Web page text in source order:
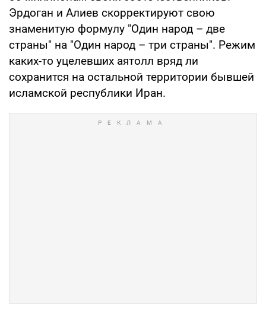
Эрдоган и Алиев скорректируют свою
знаменитую формулу "Один народ – две
страны" на "Один народ – три страны". Режим
каких-то уцелевших аятолл вряд ли
сохранится на остальной территории бывшей
исламской республики Иран.